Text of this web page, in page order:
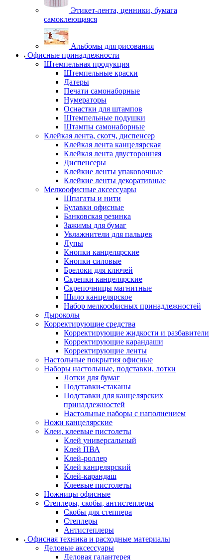
Этикет-лента, ценники, бумага
самоклеющаяся
Альбомы для рисования
Офисные принадлежности
Штемпельная продукция
Штемпельные краски
Датеры
Печати самонаборные
Нумераторы
Оснастки для штампов
Штемпельные подушки
Штампы самонаборные
Клейкая лента, скотч, диспенсер
Клейкая лента канцелярская
Клейкая лента двусторонняя
Диспенсеры
Клейкие ленты упаковочные
Клейкие ленты декоративные
Мелкоофисные аксессуары
Шпагаты и нити
Булавки офисные
Банковская резинка
Зажимы для бумаг
Увлажнители для пальцев
Лупы
Кнопки канцелярские
Кнопки силовые
Брелоки для ключей
Скрепки канцелярские
Скрепочницы магнитные
Шило канцелярское
Набор мелкоофисных принадлежностей
Дыроколы
Корректирующие средства
Корректирующие жидкости и разбавители
Корректирующие карандаши
Корректирующие ленты
Настольные покрытия офисные
Наборы настольные, подставки, лотки
Лотки для бумаг
Подставки-стаканы
Подставки для канцелярских
принадлежностей
Настольные наборы с наполнением
Ножи канцелярские
Клеи, клеевые пистолеты
Клей универсальный
Клей ПВА
Клей-роллер
Клей канцелярский
Клей-карандаш
Клеевые пистолеты
Ножницы офисные
Степлеры, скобы, антистеплеры
Скобы для степпера
Степлеры
Антистеплеры
Офисная техника и расходные материалы
Деловые аксессуары
Деловая галантерея